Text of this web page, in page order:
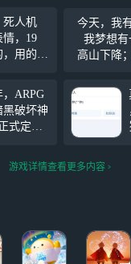
死人机
情，19
，用的手
钱，拼
的，真
，天天
游戏，他
天天只会
今天，我
我梦想有
高山下降
间。
，ARPG
黑破坏神
式定档1
神圣干涉
是国服
哈德瑞
全新玩
打造重
游戏详情查看更多内容